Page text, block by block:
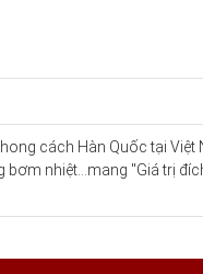
cách Hàn Quốc tại
nhiệt...mang "Giá trị